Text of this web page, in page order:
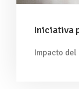
Iniciativa
Impacto del